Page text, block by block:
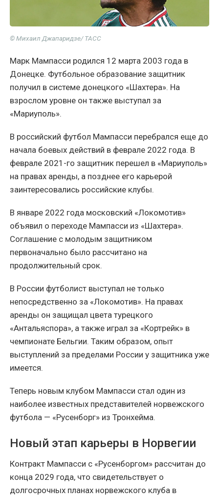
© Михаил Джапаридзе/ ТАСС
Марк Мампасси родился 12 марта 2003 года в
Донецке. Футбольное образование защитник
получил в системе донецкого «Шахтера». На
взрослом уровне он также выступал за
«Мариуполь».
В российский футбол Мампасси перебрался еще до
начала боевых действий в феврале 2022 года. В
феврале 2021-го защитник перешел в «Мариуполь»
на правах аренды, а позднее его карьерой
заинтересовались российские клубы.
В январе 2022 года московский «Локомотив»
объявил о переходе Мампасси из «Шахтера».
Соглашение с молодым защитником
первоначально было рассчитано на
продолжительный срок.
В России футболист выступал не только
непосредственно за «Локомотив». На правах
аренды он защищал цвета турецкого
«Антальяспора», а также играл за «Кортрейк» в
чемпионате Бельгии. Таким образом, опыт
выступлений за пределами России у защитника уже
имеется.
Теперь новым клубом Мампасси стал один из
наиболее известных представителей норвежского
футбола — «Русенборг» из Тронхейма.
Новый этап карьеры в Норвегии
Контракт Мампасси с «Русенборгом» рассчитан до
конца 2029 года, что свидетельствует о
долгосрочных планах норвежского клуба в